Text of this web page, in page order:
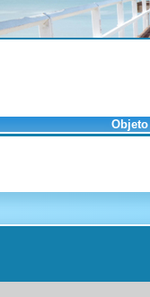
Objeto